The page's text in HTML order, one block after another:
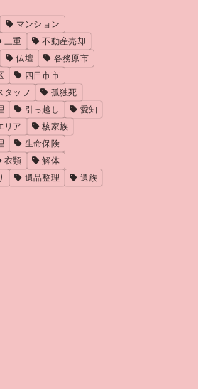
マンション
三重
不動産売却
仏壇
各務原市
四日市市
タッフ
孤独死
引っ越し
愛知
リア
核家族
生命保険
衣類
解体
遺品整理
遺族